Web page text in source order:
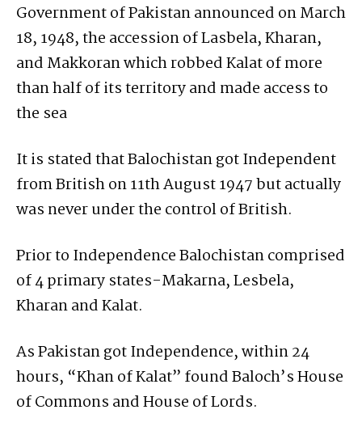
Government of Pakistan announced on March
18, 1948, the accession of Lasbela, Kharan,
and Makkoran which robbed Kalat of more
than half of its territory and made access to
the sea
It is stated that Balochistan got Independent
from British on 11th August 1947 but actually
was never under the control of British.
Prior to Independence Balochistan comprised
of 4 primary states-Makarna, Lesbela,
Kharan and Kalat.
As Pakistan got Independence, within 24
hours, “Khan of Kalat” found Baloch’s House
of Commons and House of Lords.